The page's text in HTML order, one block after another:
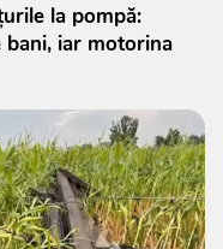
la pompă:
bani, iar motorina